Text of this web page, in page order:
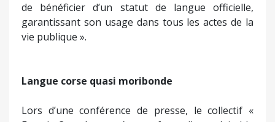
de bénéficier d’un statut de langue officielle,
garantissant son usage dans tous les actes de la
vie publique ».
Langue corse quasi moribonde
Lors d’une conférence de presse, le collectif «